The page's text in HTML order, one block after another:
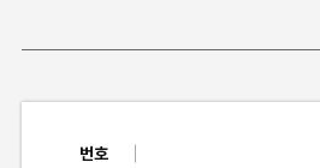
번호